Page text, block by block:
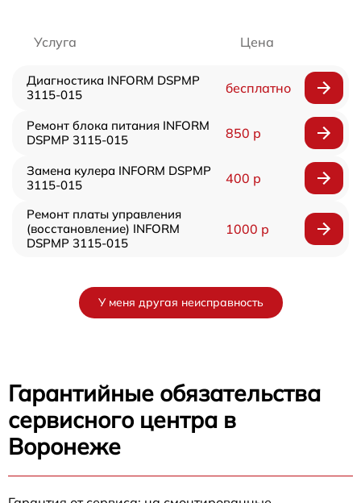
Услуга Цена
Диагностика INFORM DSPMP
3115-015
бесплатно
Ремонт блока питания INFORM
DSPMP 3115-015
850 р
Замена кулера INFORM DSPMP
3115-015
400 р
Ремонт платы управления
(восстановление) INFORM
DSPMP 3115-015
1000 р
У меня другая неисправность
Гарантийные обязательства
сервисного центра в
Воронеже